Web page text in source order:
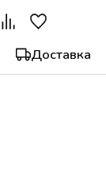
Доставка